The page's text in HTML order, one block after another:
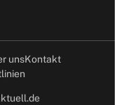
unsKontakt